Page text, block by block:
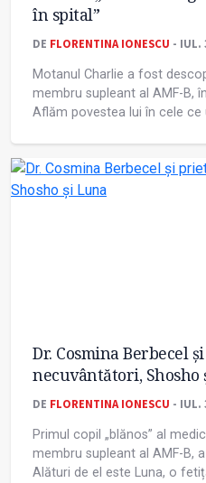
în spital”
DE FLORENTINA IONESCU - IUL.
Motanul Charlie a fost
membru supleant al AMF-B,
Aflăm povestea lui în cele ce
Dr. Cosmina Berbecel
necuvântători, Shosho
DE FLORENTINA IONESCU - IUL.
Primul copil „blănos” al
membru supleant al AMF-B,
Alături de el este Luna, o